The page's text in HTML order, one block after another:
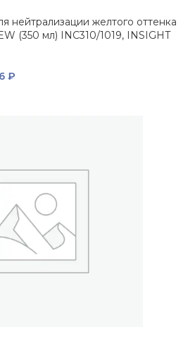
нейтрализации желтого оттенка
(350 мл) INC310/1019, INSIGHT
₽